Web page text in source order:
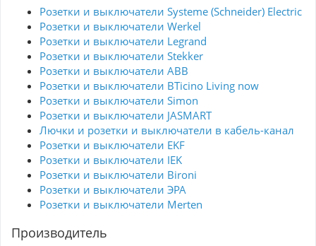
Выключатель Werkel – это сочетание
функциональности, качества и современного
дизайна.
Розетки и выключатели Systeme (Schneider) Electric
Розетки и выключатели Werkel
Розетки и выключатели Legrand
Розетки и выключатели Stekker
Розетки и выключатели ABB
Розетки и выключатели BTicino Living now
Розетки и выключатели Simon
Розетки и выключатели JASMART
Лючки и розетки и выключатели в кабель-канал
Розетки и выключатели EKF
Розетки и выключатели IEK
Розетки и выключатели Bironi
Розетки и выключатели ЭРА
Розетки и выключатели Merten
Производитель